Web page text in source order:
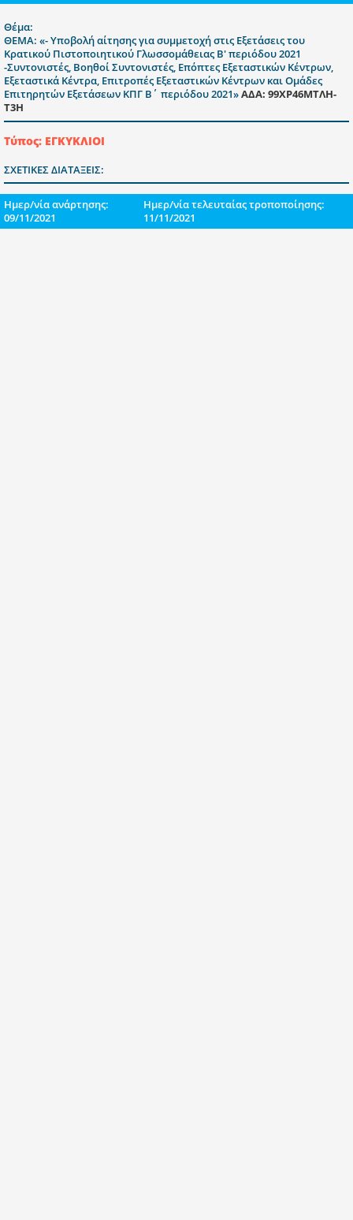
Θέμα:
ΘΕΜΑ: «- Υποβολή αίτησης για συμμετοχή στις Εξετάσεις του
Κρατικού Πιστοποιητικού Γλωσσομάθειας Β' περιόδου 2021
-Συντονιστές, Βοηθοί Συντονιστές, Επόπτες Εξεταστικών Κέντρων,
Εξεταστικά Κέντρα, Επιτροπές Εξεταστικών Κέντρων και Ομάδες
Επιτηρητών Εξετάσεων ΚΠΓ Β΄ περιόδου 2021»ΑΔΑ: 99ΧΡ46ΜΤΛΗ-
Τ3Η
Τύπος: ΕΓΚΥΚΛΙΟΙ
ΣΧΕΤΙΚΕΣ ΔΙΑΤΑΞΕΙΣ:
Ημερ/νία ανάρτησης:
09/11/2021
Ημερ/νία τελευταίας τροποποίησης:
11/11/2021